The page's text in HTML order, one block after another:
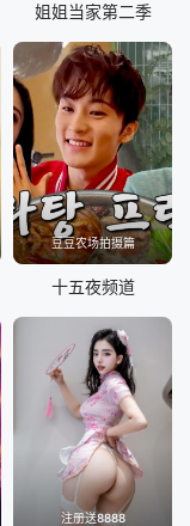
姐姐当家第二季
豆豆农场拍摄篇
十五夜频道
注册送8888